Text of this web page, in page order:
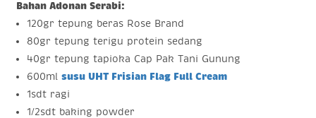
Bahan Adonan Serabi:
120gr tepung beras Rose Brand
80gr tepung terigu protein sedang
40gr tepung tapioka Cap Pak Tani Gunung
600ml susu UHT Frisian Flag Full Cream
1sdt ragi
1/2sdt baking powder